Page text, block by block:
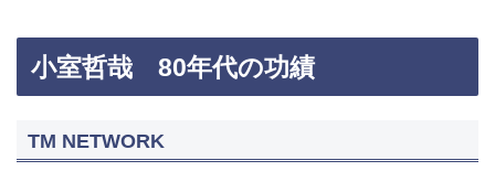
小室哲哉 80年代の功績
TM NETWORK